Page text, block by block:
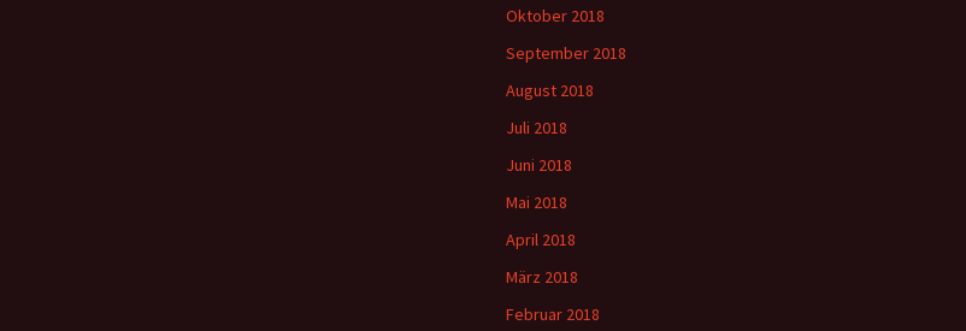
Oktober 2018
September 2018
August 2018
Juli 2018
Juni 2018
Mai 2018
April 2018
März 2018
Februar 2018